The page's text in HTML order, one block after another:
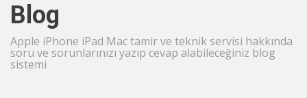
Blog
Apple iPhone iPad Mac tamir ve teknik servisi hakkında
soru ve sorunlarınızı yazıp cevap alabileceğiniz blog
sistemi